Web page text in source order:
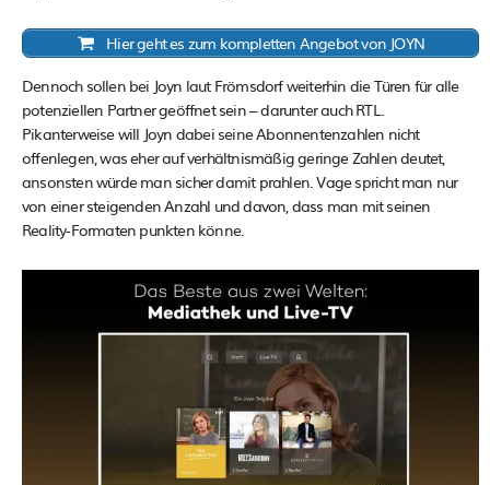
Hier geht es zum kompletten Angebot von JOYN
Dennoch sollen bei Joyn laut Frömsdorf weiterhin die Türen für alle
potenziellen Partner geöffnet sein – darunter auch RTL.
Pikanterweise will Joyn dabei seine Abonnentenzahlen nicht
offenlegen, was eher auf verhältnismäßig geringe Zahlen deutet,
ansonsten würde man sicher damit prahlen. Vage spricht man nur
von einer steigenden Anzahl und davon, dass man mit seinen
Reality-Formaten punkten könne.